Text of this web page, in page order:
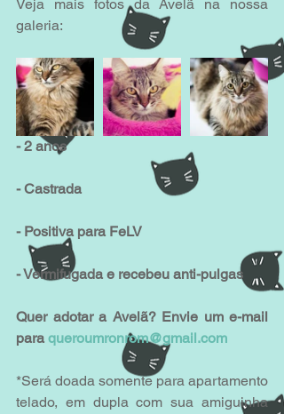
Veja mais fotos da Avelã na nossa
galeria:
- 2 anos
- Castrada
- Positiva para FeLV
- Vermifugada e recebeu anti-pulgas
Quer adotar a Avelã? Envie um e-mail
para queroumronrom@gmail.com
*Será doada somente para apartamento
telado, em dupla com sua amiguinha